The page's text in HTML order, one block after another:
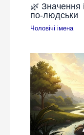
🌿 Значення
по-людськи
Чоловічі імена